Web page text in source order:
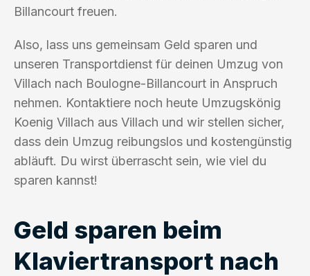
Billancourt freuen.
Also, lass uns gemeinsam Geld sparen und
unseren Transportdienst für deinen Umzug von
Villach nach Boulogne-Billancourt in Anspruch
nehmen. Kontaktiere noch heute Umzugskönig
Koenig Villach aus Villach und wir stellen sicher,
dass dein Umzug reibungslos und kostengünstig
abläuft. Du wirst überrascht sein, wie viel du
sparen kannst!
Geld sparen beim
Klaviertransport nach